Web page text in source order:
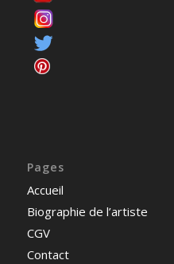
Pages
Accueil
Biographie de l’artiste
CGV
Contact